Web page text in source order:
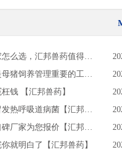
么选，汇邦兽药值得信
猪饲养管理重要的工作
钱 【汇邦兽药】
热呼吸道病菌【汇邦兽
厂家为您报价【汇邦兽
就明白了【汇邦兽药】